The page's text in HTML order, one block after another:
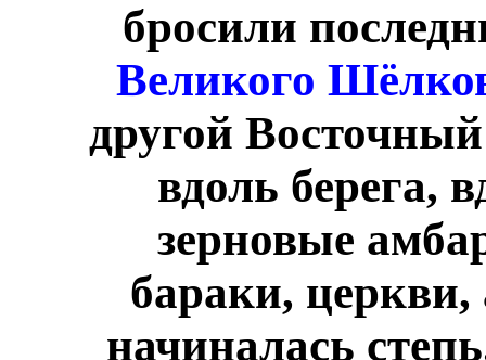
бросили
Великого
другой
вдоль берега,
зерновые
бараки, церкви,
начиналась